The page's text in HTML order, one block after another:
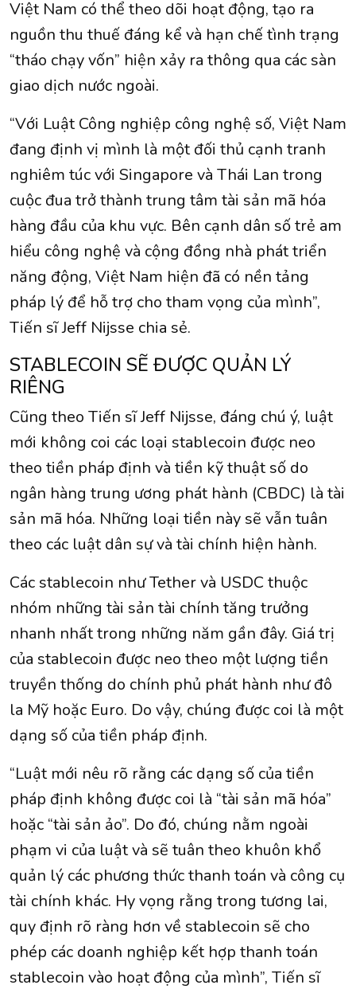
Việt Nam có thể theo dõi hoạt động, tạo ra
nguồn thu thuế đáng kể và hạn chế tình trạng
“tháo chạy vốn” hiện xảy ra thông qua các sàn
giao dịch nước ngoài.
“Với Luật Công nghiệp công nghệ số, Việt Nam
đang định vị mình là một đối thủ cạnh tranh
nghiêm túc với Singapore và Thái Lan trong
cuộc đua trở thành trung tâm tài sản mã hóa
hàng đầu của khu vực. Bên cạnh dân số trẻ am
hiểu công nghệ và cộng đồng nhà phát triển
năng động, Việt Nam hiện đã có nền tảng
pháp lý để hỗ trợ cho tham vọng của mình”,
Tiến sĩ Jeff Nijsse chia sẻ.
STABLECOIN SẼ ĐƯỢC QUẢN LÝ
RIÊNG
Cũng theo Tiến sĩ Jeff Nijsse, đáng chú ý, luật
mới không coi các loại stablecoin được neo
theo tiền pháp định và tiền kỹ thuật số do
ngân hàng trung ương phát hành (CBDC) là tài
sản mã hóa. Những loại tiền này sẽ vẫn tuân
theo các luật dân sự và tài chính hiện hành.
Các stablecoin như Tether và USDC thuộc
nhóm những tài sản tài chính tăng trưởng
nhanh nhất trong những năm gần đây. Giá trị
của stablecoin được neo theo một lượng tiền
truyền thống do chính phủ phát hành như đô
la Mỹ hoặc Euro. Do vậy, chúng được coi là một
dạng số của tiền pháp định.
“Luật mới nêu rõ rằng các dạng số của tiền
pháp định không được coi là “tài sản mã hóa”
hoặc “tài sản ảo”. Do đó, chúng nằm ngoài
phạm vi của luật và sẽ tuân theo khuôn khổ
quản lý các phương thức thanh toán và công cụ
tài chính khác. Hy vọng rằng trong tương lai,
quy định rõ ràng hơn về stablecoin sẽ cho
phép các doanh nghiệp kết hợp thanh toán
stablecoin vào hoạt động của mình”, Tiến sĩ